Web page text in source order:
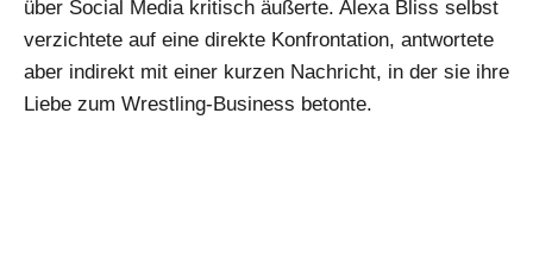
über Social Media kritisch äußerte. Alexa Bliss selbst
verzichtete auf eine direkte Konfrontation, antwortete
aber indirekt mit einer kurzen Nachricht, in der sie ihre
Liebe zum Wrestling-Business betonte.